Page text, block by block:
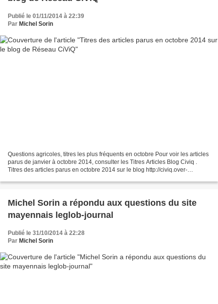
Publié le 01/11/2014 à 22:39
Par Michel Sorin
Questions agricoles, titres les plus fréquents en octobre Pour voir les articles
parus de janvier à octobre 2014, consulter les Titres Articles Blog Civiq .
Titres des articles parus en octobre 2014 sur le blog http://civiq.over-
Michel Sorin a répondu aux questions du site
mayennais leglob-journal
Publié le 31/10/2014 à 22:28
Par Michel Sorin